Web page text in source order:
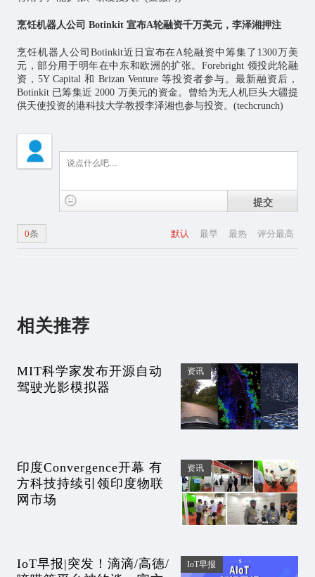
烹饪机器人公司 Botinkit 宣布A轮融资千万美元，李泽湘押注
烹饪机器人公司Botinkit近日宣布在A轮融资中筹集了1300万美
元，部分用于明年在中东和欧洲的扩张。Forebright 领投此轮融
资，5Y Capital 和 Brizan Venture 等投资者参与。最新融资后，
Botinkit 已筹集近 2000 万美元的资金。曾给为无人机巨头大疆提
供天使投资的港科技大学教授李泽湘也参与投资。(techcrunch)
提交
默认 最早 最热 评分最高
0条
相关推荐
MIT科学家发布开源自动
驾驶光影模拟器
资讯
印度Convergence开幕 有
方科技持续引领印度物联
网市场
资讯
IoT早报|突发！滴滴/高德/
IoT早报